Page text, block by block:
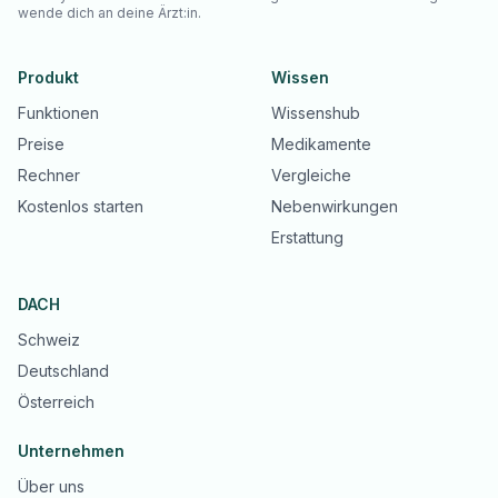
wende dich an deine Ärzt:in.
Produkt
Funktionen
Preise
Rechner
Kostenlos starten
Wissen
Wissenshub
Medikamente
Vergleiche
Nebenwirkungen
Erstattung
DACH
Schweiz
Deutschland
Österreich
Unternehmen
Über uns